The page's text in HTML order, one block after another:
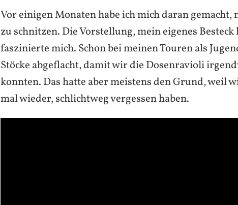
Vor einigen Monaten habe ich mich daran
zu schnitzen. Die Vorstellung, mein eigenes
faszinierte mich. Schon bei meinen Touren als
Stöcke abgeflacht, damit wir die Dosenravioli
konnten. Das hatte aber meistens den Grund, weil
mal wieder, schlichtweg vergessen haben.